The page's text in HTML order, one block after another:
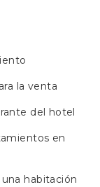
la venta
del hotel
en
habitación